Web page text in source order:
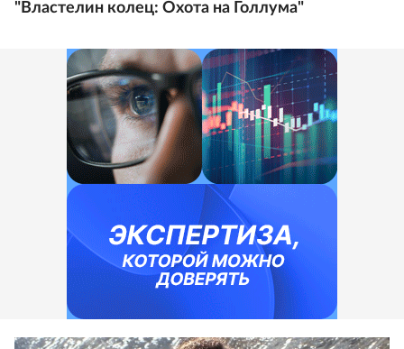
"Властелин колец: Охота на Голлума"